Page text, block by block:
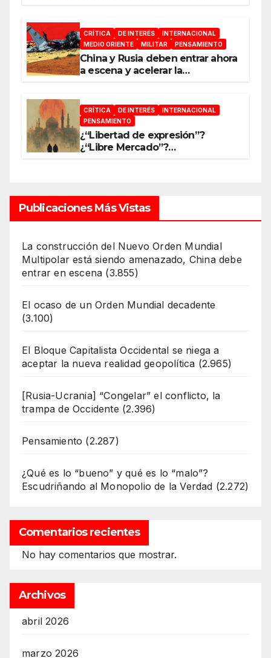
CRÍTICA DE INTERÉS
INTERNACIONAL
MEDIO ORIENTE
MILITAR PENSAMIENTO
China y Rusia deben entrar ahora
a escena y acelerar la
CRÍTICA DE INTERÉS
INTERNACIONAL
PENSAMIENTO
¿“Libertad de expresión”?
¿“Libre Mercado”?
Publicaciones Más Vistas
La construcción del Nuevo Orden Mundial
Multipolar está siendo amenazado, China debe
entrar en escena (3.855)
El ocaso de un Orden Mundial decadente
(3.100)
El Bloque Capitalista Occidental se niega a
aceptar la nueva realidad geopolítica (2.965)
[Rusia-Ucrania] “Congelar” el conflicto, la
trampa de Occidente (2.396)
Pensamiento (2.287)
¿Qué es lo “bueno” y qué es lo “malo”?
Escudriñando al Monopolio de la Verdad (2.272)
Comentarios recientes
No hay comentarios que mostrar.
Archivos
abril 2026
marzo 2026